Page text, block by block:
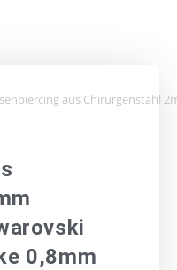
aus Chirurgenstahl
0,8mm